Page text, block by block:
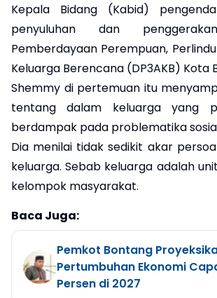
Kepala Bidang (Kabid)
penyuluhan dan
Pemberdayaan Perempuan,
Keluarga Berencana (DP3AKB) Kota
Shemmy di pertemuan itu
tentang dalam keluarga yang
berdampak pada problematika
Dia menilai tidak sedikit akar
keluarga. Sebab keluarga adalah
kelompok masyarakat.
Baca Juga:
Pemkot Bontang
Pertumbuhan Ekonomi
Persen di 2027